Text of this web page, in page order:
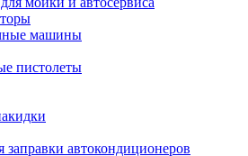
машины
пистолеты
заправки автокондиционеров